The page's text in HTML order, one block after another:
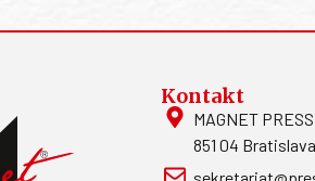
Kontakt
MAGNET
851 04